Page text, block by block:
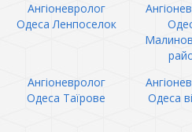
Ангіоневролог
Одеса Ленпоселок
Ангіоневролог
Одеса Таїрове
Одеса